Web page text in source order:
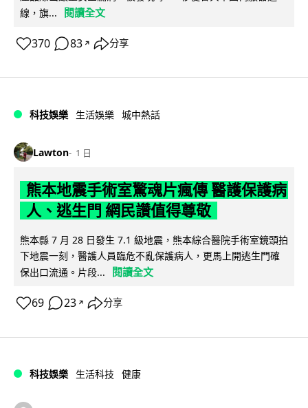
線，旗...
閱讀全文
370 83 ↗ 分享
科技娛樂 生活娛樂 城中熱話
Lawton 1 日
熊本地震手術室驚魂片瘋傳 醫護保護病
人、逃生門 網民讚值得尊敬
熊本縣 7 月 28 日發生 7.1 級地震，熊本綜合醫院手術室鏡頭拍
下地震一刻，醫護人員臨危不亂保護病人，更馬上開逃生門確
保出口流通。片段...
閱讀全文
69 23 ↗ 分享
科技娛樂 生活科技 健康